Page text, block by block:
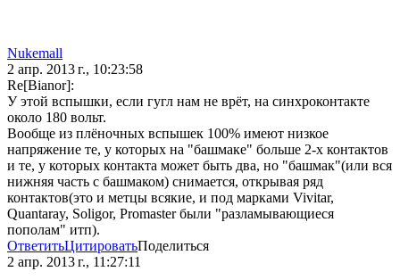
Nukemall
2 апр. 2013 г., 10:23:58
Re[Bianor]:
У этой вспышки, если гугл нам не врёт, на синхроконтакте
около 180 вольт.
Вообще из плёночных вспышек 100% имеют низкое
напряжение те, у которых на "башмаке" больше 2-х контактов
и те, у которых контакта может быть два, но "башмак"(или вся
нижняя часть с башмаком) снимается, открывая ряд
контактов(это и метцы всякие, и под марками Vivitar,
Quantaray, Soligor, Promaster были "разламывающиеся
пополам" итп).
ОтветитьЦитироватьПоделиться
2 апр. 2013 г., 11:27:11